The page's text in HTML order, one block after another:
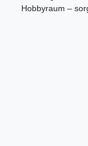
Hobbyraum –